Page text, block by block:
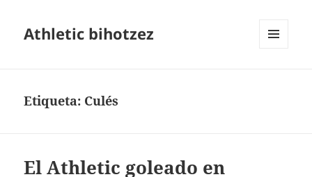
Athletic bihotzez
Etiqueta: Culés
El Athletic goleado en